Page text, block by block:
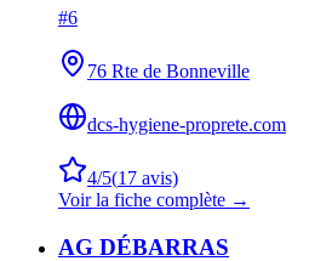
#6
76 Rte de Bonneville
dcs-hygiene-proprete.com
4/5(17 avis)
Voir la fiche complète →
AG DÉBARRAS